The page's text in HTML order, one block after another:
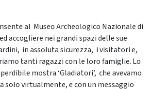
al Museo Archeologico Nazionale di
accogliere nei grandi spazi delle sue
in assoluta sicurezza, i visitatori e,
tanti ragazzi con le loro famiglie. Lo
mostra ‘Gladiatori’, che avevamo
solo virtualmente, e con un messaggio